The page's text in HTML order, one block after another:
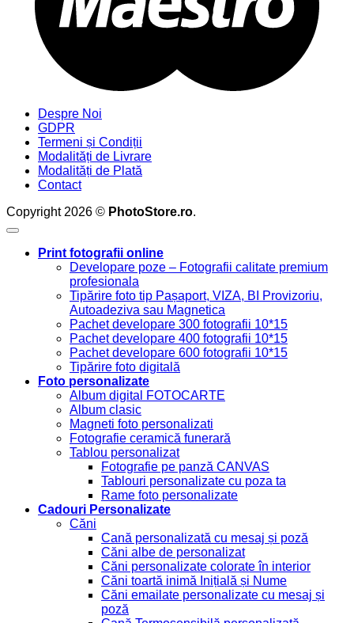
Despre Noi
GDPR
Termeni și Condiții
Modalități de Livrare
Modalități de Plată
Contact
Copyright 2026 © PhotoStore.ro.
Print fotografii online
Developare poze – Fotografii calitate premium
profesionala
Tipărire foto tip Pașaport, VIZA, BI Provizoriu,
Autoadeziva sau Magnetica
Pachet developare 300 fotografii 10*15
Pachet developare 400 fotografii 10*15
Pachet developare 600 fotografii 10*15
Tipărire foto digitală
Foto personalizate
Album digital FOTOCARTE
Album clasic
Magneti foto personalizati
Fotografie ceramică funerară
Tablou personalizat
Fotografie pe panză CANVAS
Tablouri personalizate cu poza ta
Rame foto personalizate
Cadouri Personalizate
Căni
Cană personalizată cu mesaj și poză
Căni albe de personalizat
Căni personalizate colorate în interior
Căni toartă inimă Inițială și Nume
Căni emailate personalizate cu mesaj și
poză